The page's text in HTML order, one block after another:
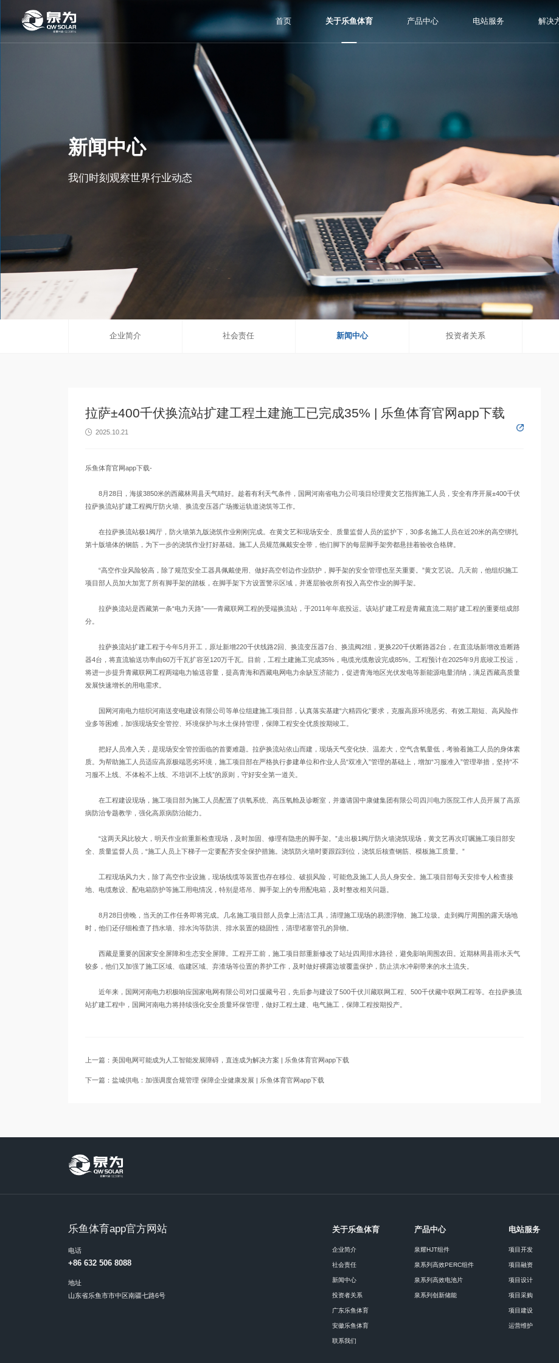
首页 关于乐鱼体育 产品中心 电站服务 解决
新闻中心
我们时刻观察世界行业动态
企业简介 社会责任 新闻中心 投资者关系
拉萨±400千伏换流站扩建工程土建施工已完成35% | 乐鱼体育官网app下载
 2025.10.21
乐鱼体育官网app下载-
8月28日，海拔3850米的西藏林周县天气晴好。趁着有利天气条件，国网河南省电力公司项目经理黄文艺指挥施工人员，安全有序开展±400千伏
拉萨换流站扩建工程阀厅防火墙、换流变压器广场搬运轨道浇筑等工作。
在拉萨换流站极1阀厅，防火墙第九版浇筑作业刚刚完成。在黄文艺和现场安全、质量监督人员的监护下，30多名施工人员在近20米的高空绑扎
第十版墙体的钢筋，为下一步的浇筑作业打好基础。施工人员规范佩戴安全带，他们脚下的每层脚手架旁都悬挂着验收合格牌。
“高空作业风险较高，除了规范安全工器具佩戴使用、做好高空邻边作业防护，脚手架的安全管理也至关重要。”黄文艺说。几天前，他组织施工
项目部人员加大加宽了所有脚手架的踏板，在脚手架下方设置警示区域，并逐层验收所有投入高空作业的脚手架。
拉萨换流站是西藏第一条“电力天路”——青藏联网工程的受端换流站，于2011年年底投运。该站扩建工程是青藏直流二期扩建工程的重要组成部
分。
拉萨换流站扩建工程于今年5月开工，原址新增220千伏线路2回、换流变压器7台、换流阀2组，更换220千伏断路器2台，在直流场新增改造断路
器4台，将直流输送功率由60万千瓦扩容至120万千瓦。目前，工程土建施工完成35%，电缆光缆敷设完成85%。工程预计在2025年9月底竣工投运，
将进一步提升青藏联网工程两端电力输送容量，提高青海和西藏电网电力余缺互济能力，促进青海地区光伏发电等新能源电量消纳，满足西藏高质量
发展快速增长的用电需求。
国网河南电力组织河南送变电建设有限公司等单位组建施工项目部，认真落实基建“六精四化”要求，克服高原环境恶劣、有效工期短、高风险作
业多等困难，加强现场安全管控、环境保护与水土保持管理，保障工程安全优质按期竣工。
把好人员准入关，是现场安全管控面临的首要难题。拉萨换流站依山而建，现场天气变化快、温差大，空气含氧量低，考验着施工人员的身体素
质。为帮助施工人员适应高原极端恶劣环境，施工项目部在严格执行参建单位和作业人员“双准入”管理的基础上，增加“习服准入”管理举措，坚持“不
习服不上线、不体检不上线、不培训不上线”的原则，守好安全第一道关。
在工程建设现场，施工项目部为施工人员配置了供氧系统、高压氧舱及诊断室，并邀请国中康健集团有限公司四川电力医院工作人员开展了高原
病防治专题教学，强化高原病防治能力。
“这两天风比较大，明天作业前重新检查现场，及时加固、修理有隐患的脚手架。”走出极1阀厅防火墙浇筑现场，黄文艺再次叮嘱施工项目部安
全、质量监督人员，“施工人员上下梯子一定要配齐安全保护措施。浇筑防火墙时要跟踪到位，浇筑后核查钢筋、模板施工质量。”
工程现场风力大，除了高空作业设施，现场线缆等装置也存在移位、破损风险，可能危及施工人员人身安全。施工项目部每天安排专人检查接
地、电缆敷设、配电箱防护等施工用电情况，特别是塔吊、脚手架上的专用配电箱，及时整改相关问题。
8月28日傍晚，当天的工作任务即将完成。几名施工项目部人员拿上清洁工具，清理施工现场的易漂浮物、施工垃圾。走到阀厅周围的露天场地
时，他们还仔细检查了挡水墙、排水沟等防洪、排水装置的稳固性，清理堵塞管孔的异物。
西藏是重要的国家安全屏障和生态安全屏障。工程开工前，施工项目部重新修改了站址四周排水路径，避免影响周围农田。近期林周县雨水天气
较多，他们又加强了施工区域、临建区域、弃渣场等位置的养护工作，及时做好裸露边坡覆盖保护，防止洪水冲刷带来的水土流失。
近年来，国网河南电力积极响应国家电网有限公司对口援藏号召，先后参与建设了500千伏川藏联网工程、500千伏藏中联网工程等。在拉萨换流
站扩建工程中，国网河南电力将持续强化安全质量环保管理，做好工程土建、电气施工，保障工程按期投产。
上一篇：美国电网可能成为人工智能发展障碍，直连成为解决方案 | 乐鱼体育官网app下载
下一篇：盐城供电：加强调度合规管理 保障企业健康发展 | 乐鱼体育官网app下载
乐鱼体育app官方网站
电话
+86 632 506 8088
地址
山东省乐鱼市市中区南疆七路6号
关于乐鱼体育
企业简介
社会责任
新闻中心
投资者关系
广东乐鱼体育
安徽乐鱼体育
联系我们
产品中心
泉耀HJT组件
泉系列高效PERC组件
泉系列高效电池片
泉系列创新储能
电站服务
项目开发
项目融资
项目设计
项目采购
项目建设
运营维护